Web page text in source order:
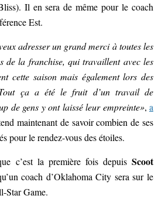
Il en sera de même pour le coach
Est.
adresser un grand merci à toutes les
de la franchise, qui travaillent avec les
cette saison mais également lors des
Tout ça a été le fruit d’un travail de
de gens y ont laissé leur empreinte», a
maintenant de savoir combien de ses
pour le rendez-vous des étoiles.
c’est la première fois depuis Scoot
coach d’Oklahoma City sera sur le
Star Game.